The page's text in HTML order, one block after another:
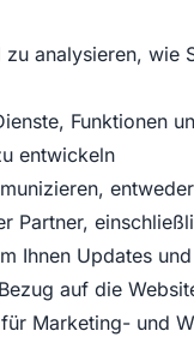
zu analysieren, wie
Funktionen
entwickeln
Partner,
Ihnen Updates
auf die
Marketing- und